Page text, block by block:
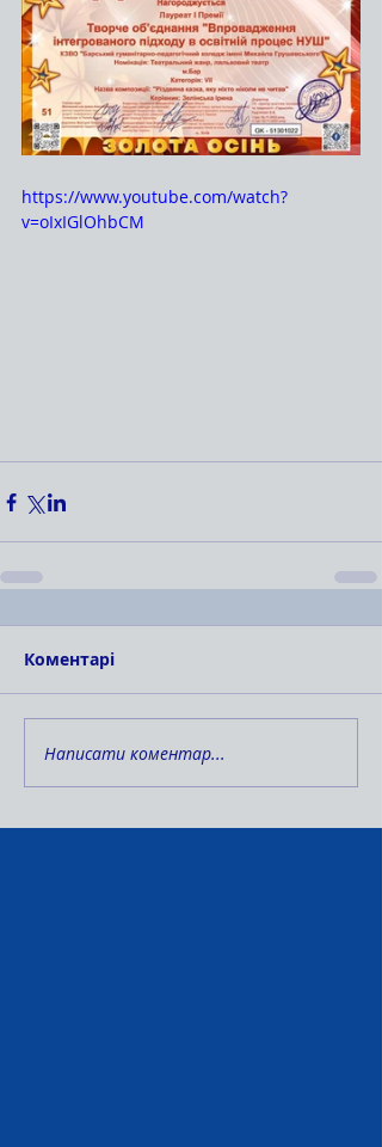
https://www.youtube.com/watch?
v=oIxIGlOhbCM
Коментарі
Написати коментар...